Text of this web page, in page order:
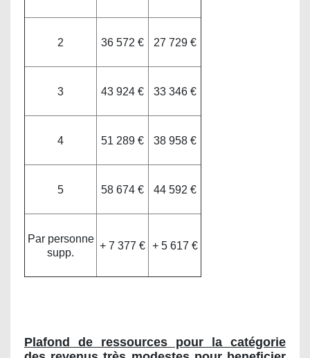
2 36 572 € 27 729 €
3 43 924 € 33 346 €
4 51 289 € 38 958 €
5 58 674 € 44 592 €
Par personne
supp.
+ 7 377 € + 5 617 €
Plafond de ressources pour la catégorie